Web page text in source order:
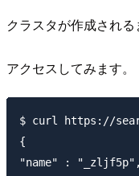
クラスタが作成される
アクセスしてみます。
$ curl https://
{
"name" : "_zljf5p",